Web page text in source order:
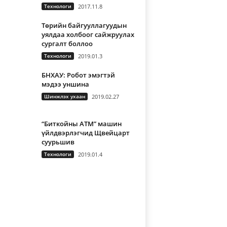
Технологи 2017.11.8
Төрийн байгууллагуудын
уялдаа холбоог сайжруулах
сургалт боллоо
Технологи 2019.01.3
БНХАУ: Робот эмэгтэй
мэдээ уншина
Шинжлэх ухаан 2019.02.27
“Биткойны АТМ” машин
үйлдвэрлэгчид Щвейцарт
суурьшив
Технологи 2019.01.4